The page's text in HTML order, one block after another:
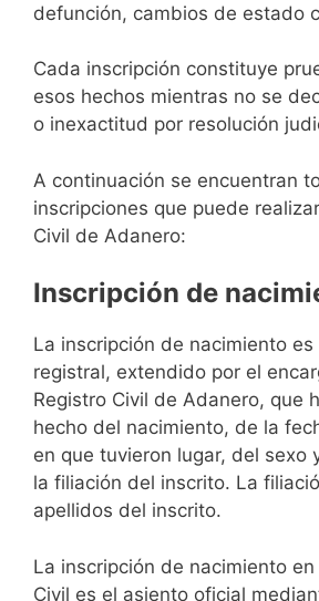
defunción, cambios de estado
Cada inscripción constituye
esos hechos mientras no se
o inexactitud por resolución
A continuación se encuentran
inscripciones que puede
Civil de Adanero:
Inscripción de
La inscripción de nacimiento
registral, extendido por el
Registro Civil de Adanero, que
hecho del nacimiento, de la
en que tuvieron lugar, del sexo
la filiación del inscrito. La
apellidos del inscrito.
La inscripción de nacimiento
Civil es el asiento oficial